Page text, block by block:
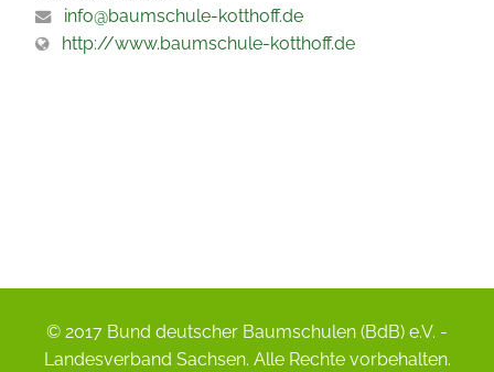
info@baumschule-kotthoff.de
http://www.baumschule-kotthoff.de
© 2017 Bund deutscher Baumschulen (BdB) e.V. -
Landesverband Sachsen. Alle Rechte vorbehalten.